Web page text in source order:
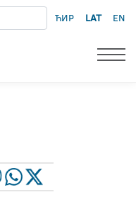
ЋИР LAT EN